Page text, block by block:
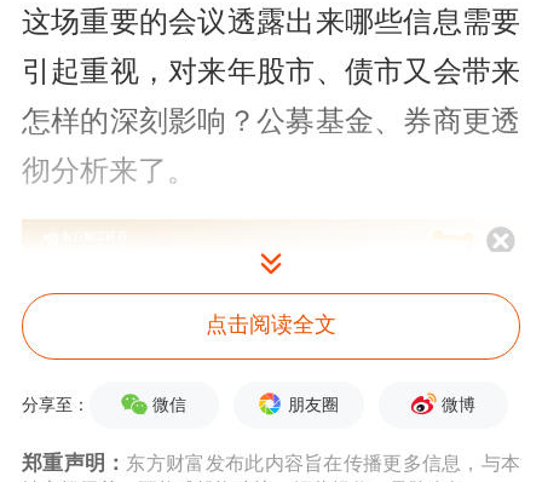
这场重要的会议透露出来哪些信息需要
引起重视，对来年股市、债市又会带来
怎样的深刻影响？公募基金、券商更透
彻分析来了。
四大核心要点之外，公募还关注哪些信
息？
点击阅读全文
分享至： 微信 朋友圈 微博
郑重声明： 东方财富发布此内容旨在传播更多信息，与本